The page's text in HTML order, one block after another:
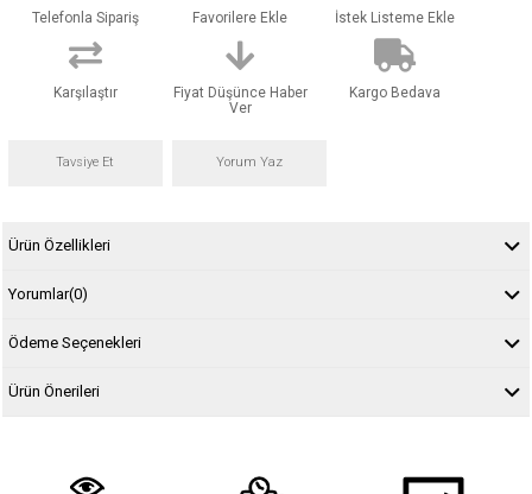
Telefonla Sipariş Favorilere Ekle İstek Listeme Ekle
Karşılaştır
Fiyat Düşünce Haber
Ver
Kargo Bedava
Tavsiye Et Yorum Yaz
Ürün Özellikleri
Yorumlar(0)
Ödeme Seçenekleri
Ürün Önerileri